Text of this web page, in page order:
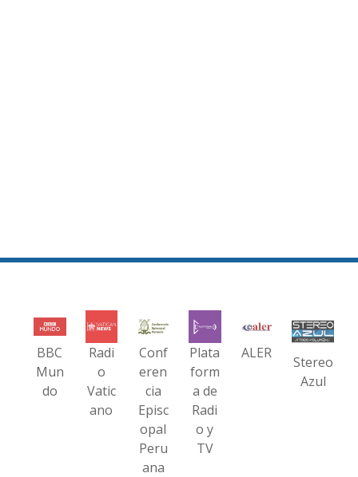
BBC
Mun
do
Radi
o
Vatic
ano
Conf
eren
cia
Episc
opal
Peru
ana
Plata
form
a de
Radi
o y
TV
ALER
Stereo
Azul